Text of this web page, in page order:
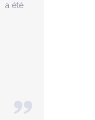
a été